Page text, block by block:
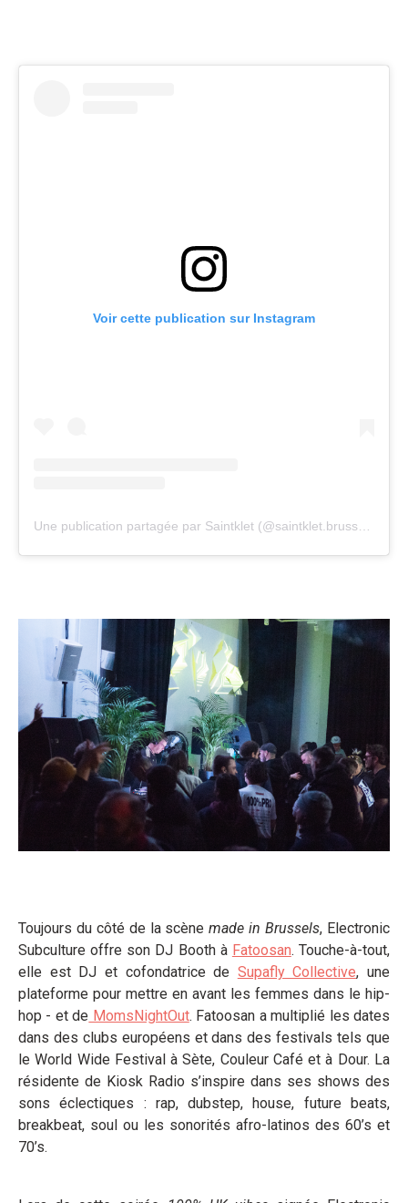
Voir cette publication sur Instagram
Toujours du côté de la scènemade in Brussels, Electronic
Subculture offre son DJ Booth à Fatoosan. Touche-à-tout,
elle est DJ et cofondatrice de Supafly Collective, une
plateforme pour mettre en avant les femmes dans le hip-
hop - et de MomsNightOut. Fatoosan a multiplié les dates
dans des clubs européens et dans des festivals tels que
le World Wide Festival à Sète, Couleur Café et à Dour. La
résidente de Kiosk Radio s’inspire dans ses shows des
sons éclectiques : rap, dubstep, house, future beats,
breakbeat, soul ou les sonorités afro-latinos des 60’s et
70’s.